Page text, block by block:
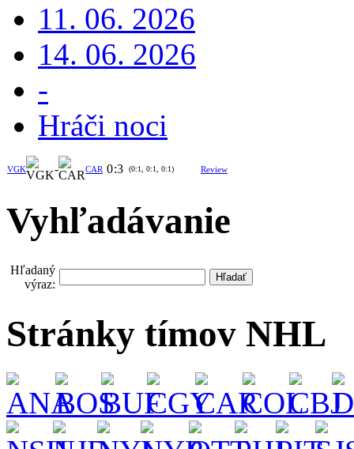
11. 06. 2026
14. 06. 2026
-
Hráči noci
VGK - CAR 0:3 (0:1, 0:1, 0:1) Review
Vyhľadávanie
Hľadaný
výraz:
Stránky tímov NHL